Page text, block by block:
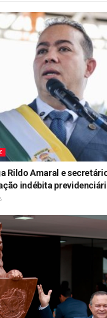
Rildo Amaral e
indébita